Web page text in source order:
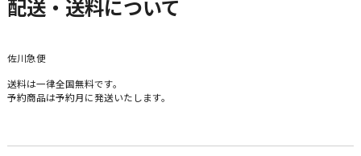
配送・送料について
佐川急便
送料は一律全国無料です。
予約商品は予約月に発送いたします。